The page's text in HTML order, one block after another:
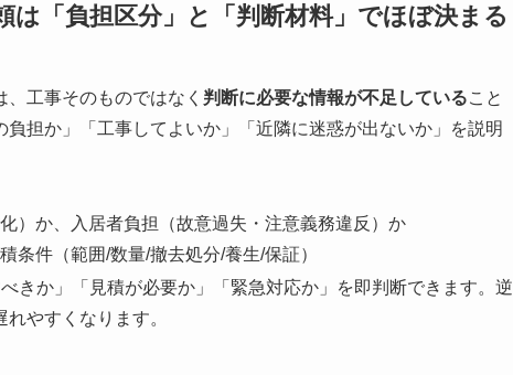
「負担区分」と「判断材料」でほぼ決まる
工事そのものではなく 判断に必要な情報が不足していること
担か」「工事してよいか」「近隣に迷惑が出ないか」を説明
）か、入居者負担（故意過失・注意義務違反）か
条件（範囲/数量/撤去処分/養生/保証）
きか」「見積が必要か」「緊急対応か」を即判断できます。逆
やすくなります。